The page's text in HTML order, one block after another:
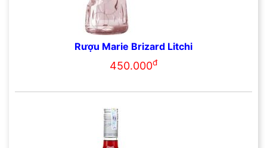
Rượu Marie Brizard Litchi
450.000đ